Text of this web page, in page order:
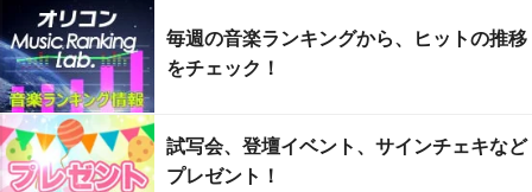
毎週の音楽ランキングから、ヒットの推移
をチェック！
試写会、登壇イベント、サインチェキなど
プレゼント！